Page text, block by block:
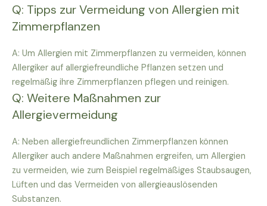
Q: Tipps zur Vermeidung von Allergien mit
Zimmerpflanzen
A: Um Allergien mit Zimmerpflanzen zu vermeiden, können
Allergiker auf allergiefreundliche Pflanzen setzen und
regelmäßig ihre Zimmerpflanzen pflegen und reinigen.
Q: Weitere Maßnahmen zur
Allergievermeidung
A: Neben allergiefreundlichen Zimmerpflanzen können
Allergiker auch andere Maßnahmen ergreifen, um Allergien
zu vermeiden, wie zum Beispiel regelmäßiges Staubsaugen,
Lüften und das Vermeiden von allergieauslösenden
Substanzen.